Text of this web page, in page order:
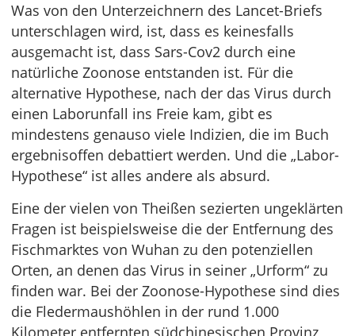
Was von den Unterzeichnern des Lancet-Briefs
unterschlagen wird, ist, dass es keinesfalls
ausgemacht ist, dass Sars-Cov2 durch eine
natürliche Zoonose entstanden ist. Für die
alternative Hypothese, nach der das Virus durch
einen Laborunfall ins Freie kam, gibt es
mindestens genauso viele Indizien, die im Buch
ergebnisoffen debattiert werden. Und die „Labor-
Hypothese“ ist alles andere als absurd.
Eine der vielen von Theißen sezierten ungeklärten
Fragen ist beispielsweise die der Entfernung des
Fischmarktes von Wuhan zu den potenziellen
Orten, an denen das Virus in seiner „Urform“ zu
finden war. Bei der Zoonose-Hypothese sind dies
die Fledermaushöhlen in der rund 1.000
Kilometer entfernten südchinesischen Provinz